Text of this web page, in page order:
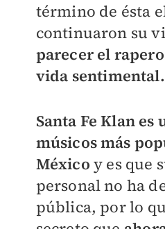
término de ésta
continuaron su
parecer el
vida sentimental.
Santa Fe Klan es
músicos más
México y es que
personal no ha
pública, por lo